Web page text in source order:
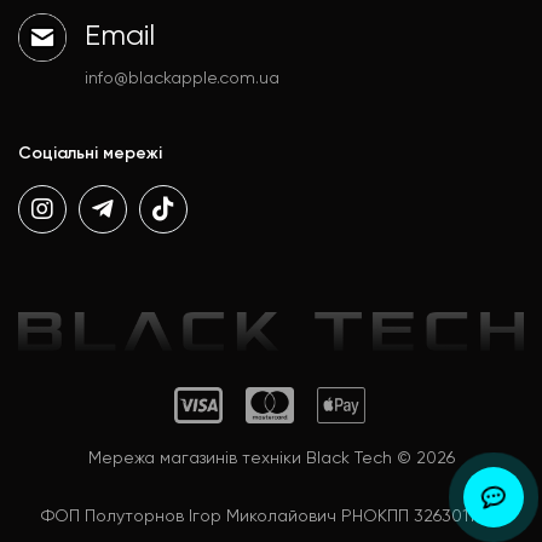
Email
info@blackapple.com.ua
Соціальні мережі
Мережа магазинів техніки Black Tech © 2026
ФОП Полуторнов Ігор Миколайович РНОКПП 3263011992